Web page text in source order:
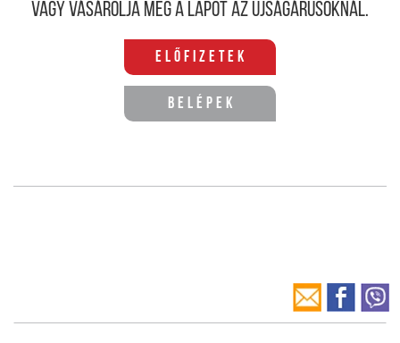
Vagy vásárolja meg a lapot az újságárusoknál.
Előfizetek
Belépek